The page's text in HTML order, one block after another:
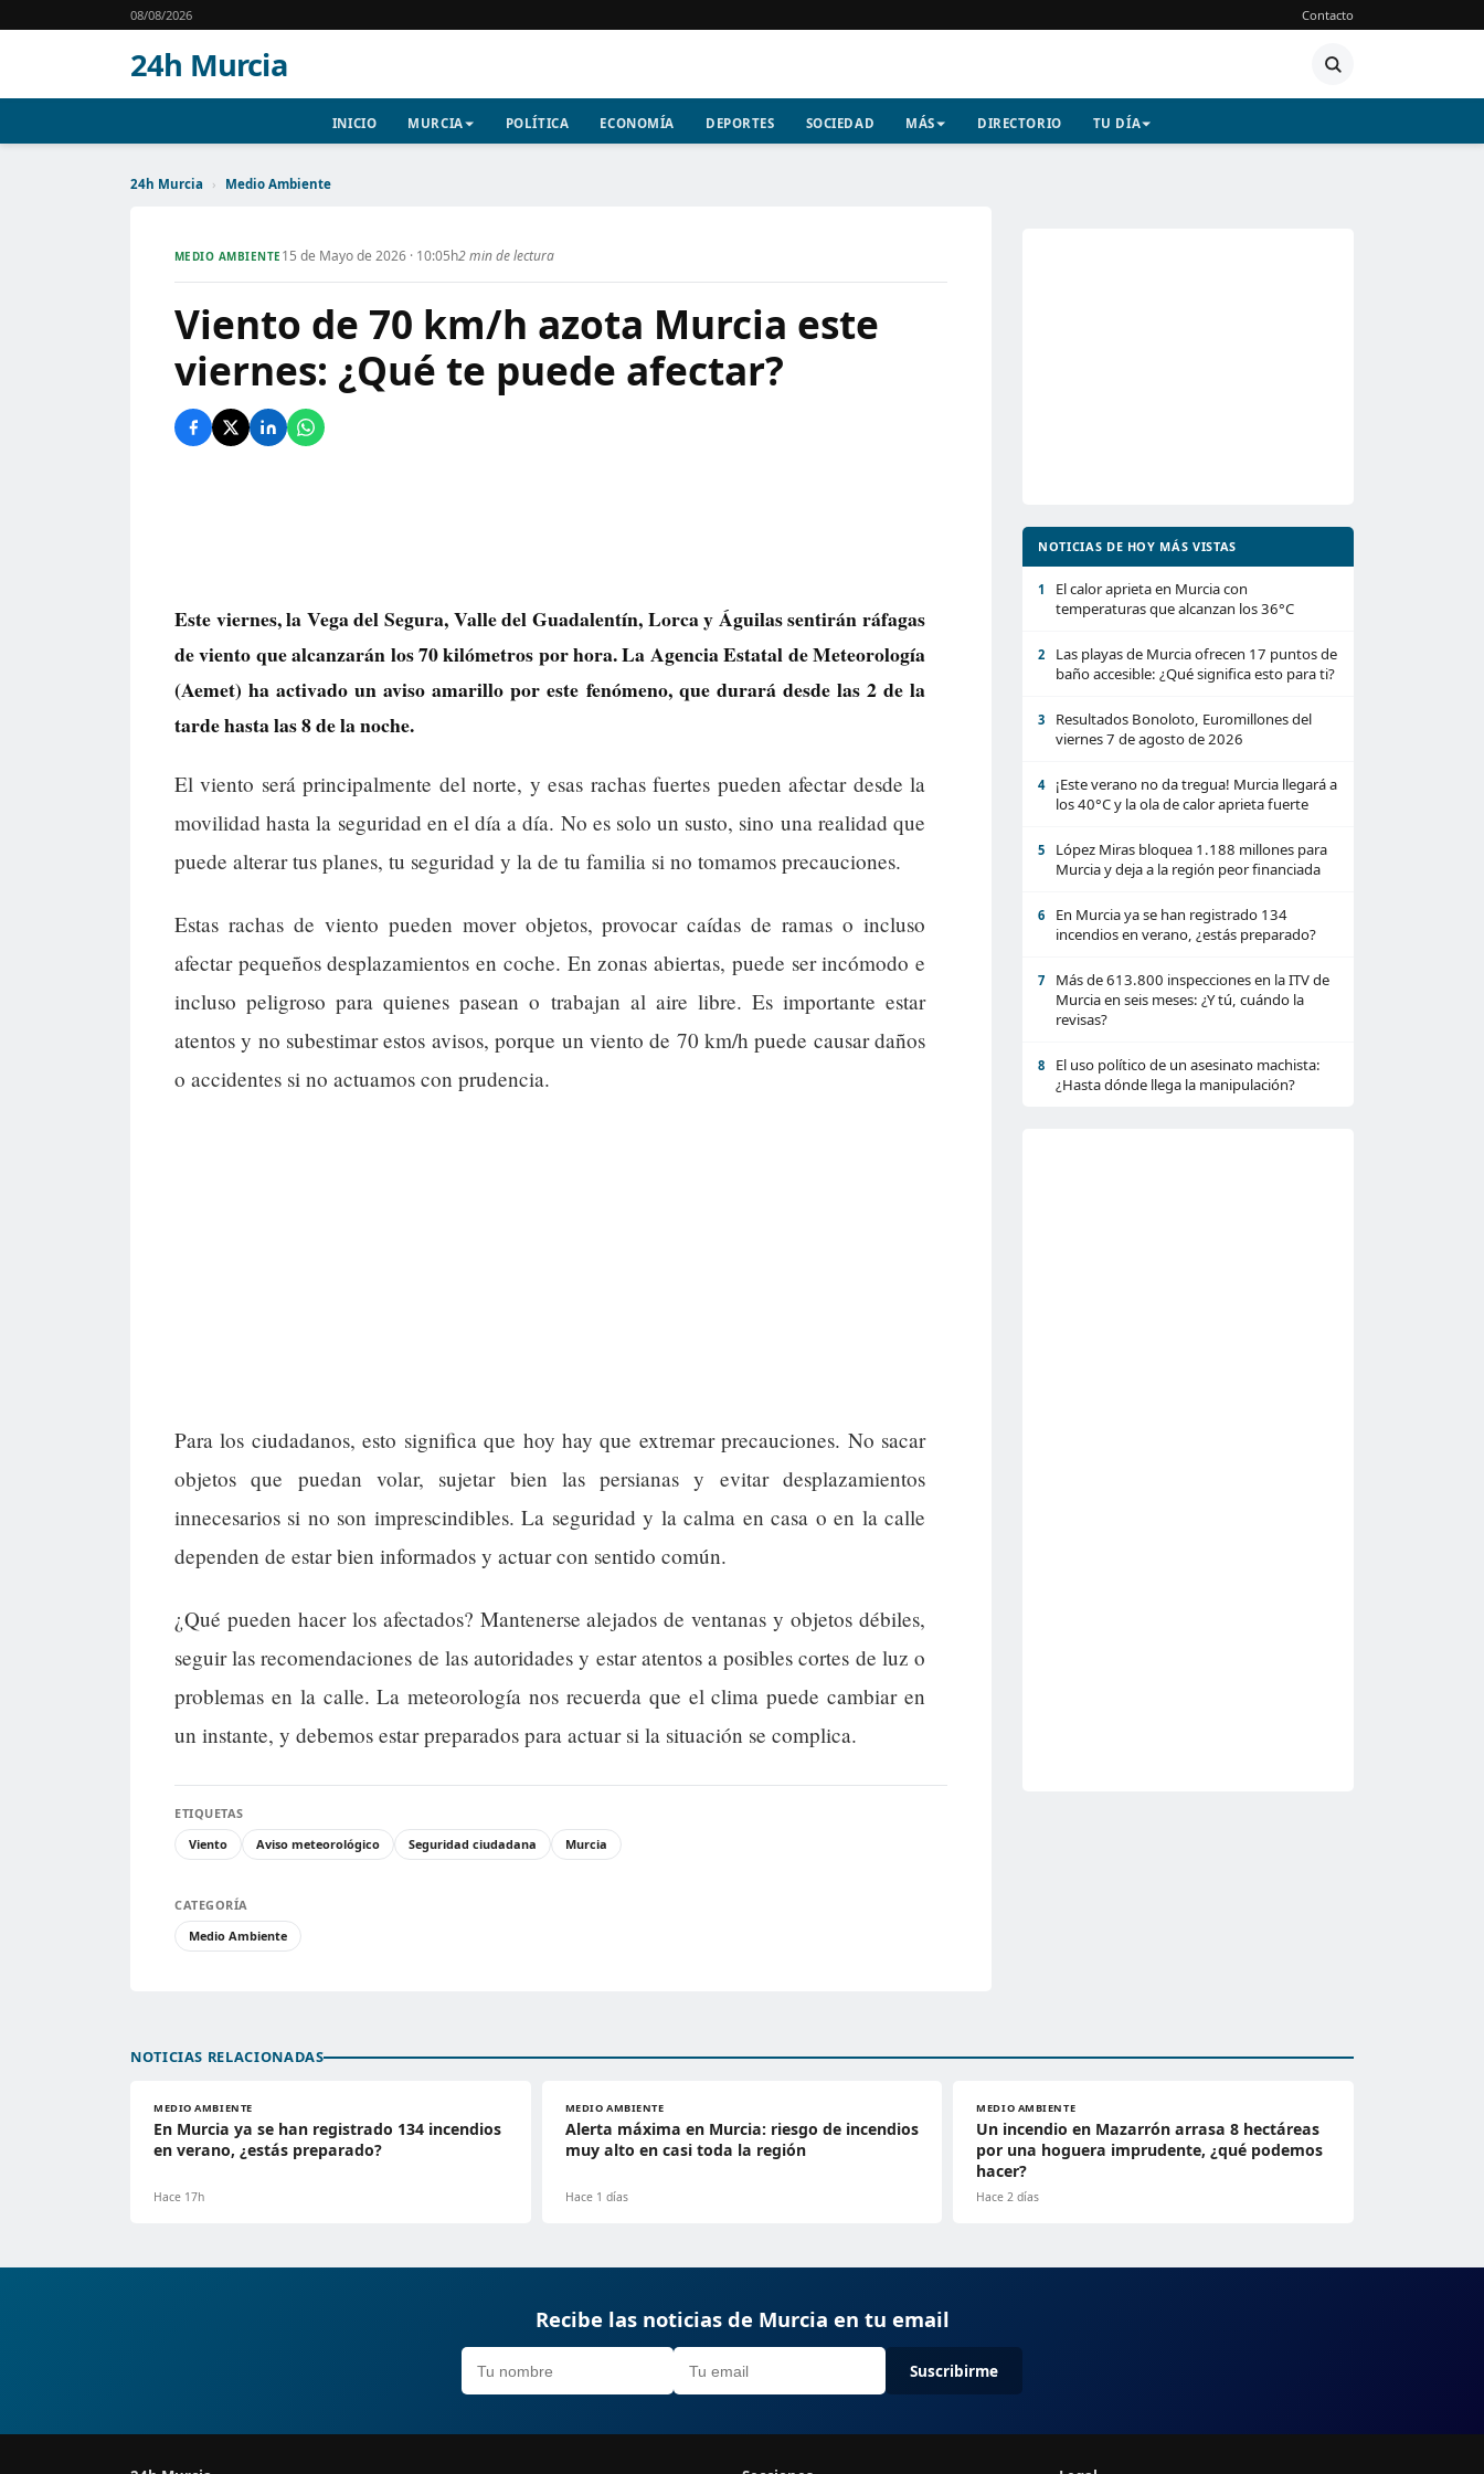
08/08/2026 Contacto
24h Murcia
INICIO MURCIA POLÍTICA ECONOMÍA DEPORTES SOCIEDAD MÁS DIRECTORIO TU DÍA
24h Murcia › Medio Ambiente
MEDIO AMBIENTE 15 de Mayo de 2026 · 10:05h2 min de lectura
Viento de 70 km/h azota Murcia este
viernes: ¿Qué te puede afectar?
Este viernes, la Vega del Segura, Valle del Guadalentín, Lorca y Águilas sentirán ráfagas
de viento que alcanzarán los 70 kilómetros por hora. La Agencia Estatal de Meteorología
(Aemet) ha activado un aviso amarillo por este fenómeno, que durará desde las 2 de la
tarde hasta las 8 de la noche.
El viento será principalmente del norte, y esas rachas fuertes pueden afectar desde la
movilidad hasta la seguridad en el día a día. No es solo un susto, sino una realidad que
puede alterar tus planes, tu seguridad y la de tu familia si no tomamos precauciones.
Estas rachas de viento pueden mover objetos, provocar caídas de ramas o incluso
afectar pequeños desplazamientos en coche. En zonas abiertas, puede ser incómodo e
incluso peligroso para quienes pasean o trabajan al aire libre. Es importante estar
atentos y no subestimar estos avisos, porque un viento de 70 km/h puede causar daños
o accidentes si no actuamos con prudencia.
Para los ciudadanos, esto significa que hoy hay que extremar precauciones. No sacar
objetos que puedan volar, sujetar bien las persianas y evitar desplazamientos
innecesarios si no son imprescindibles. La seguridad y la calma en casa o en la calle
dependen de estar bien informados y actuar con sentido común.
¿Qué pueden hacer los afectados? Mantenerse alejados de ventanas y objetos débiles,
seguir las recomendaciones de las autoridades y estar atentos a posibles cortes de luz o
problemas en la calle. La meteorología nos recuerda que el clima puede cambiar en
un instante, y debemos estar preparados para actuar si la situación se complica.
ETIQUETAS
Viento
Aviso meteorológico Seguridad ciudadana Murcia
CATEGORÍA
Medio Ambiente
NOTICIAS DE HOY MÁS VISTAS
1
El calor aprieta en Murcia con
temperaturas que alcanzan los 36°C
2
Las playas de Murcia ofrecen 17 puntos de
baño accesible: ¿Qué significa esto para ti?
3
Resultados Bonoloto, Euromillones del
viernes 7 de agosto de 2026
4
¡Este verano no da tregua! Murcia llegará a
los 40°C y la ola de calor aprieta fuerte
5
López Miras bloquea 1.188 millones para
Murcia y deja a la región peor financiada
6
En Murcia ya se han registrado 134
incendios en verano, ¿estás preparado?
7
Más de 613.800 inspecciones en la ITV de
Murcia en seis meses: ¿Y tú, cuándo la
revisas?
8
El uso político de un asesinato machista:
¿Hasta dónde llega la manipulación?
NOTICIAS RELACIONADAS
MEDIO AMBIENTE
En Murcia ya se han registrado 134 incendios
en verano, ¿estás preparado?
Hace 17h
MEDIO AMBIENTE
Alerta máxima en Murcia: riesgo de incendios
muy alto en casi toda la región
Hace 1 días
MEDIO AMBIENTE
Un incendio en Mazarrón arrasa 8 hectáreas
por una hoguera imprudente, ¿qué podemos
hacer?
Hace 2 días
Recibe las noticias de Murcia en tu email
Suscribirme